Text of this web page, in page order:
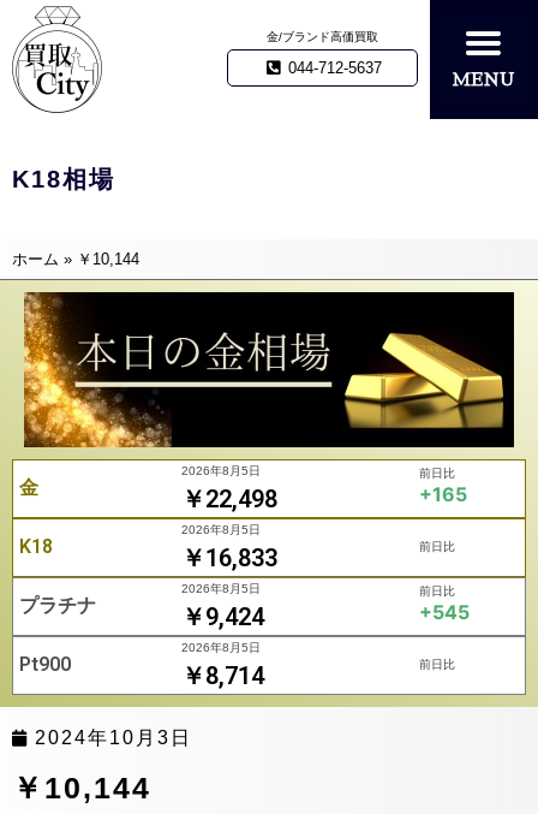
金/ブランド高価買取
044-712-5637
K18相場
ホーム » ￥10,144
金 ￥22,498
2026年8月5日 前日比
+165
K18 ￥16,833
2026年8月5日
前日比
プラチナ ￥9,424
2026年8月5日 前日比
+545
Pt900 ￥8,714
2026年8月5日
前日比
2024年10月3日
￥10,144